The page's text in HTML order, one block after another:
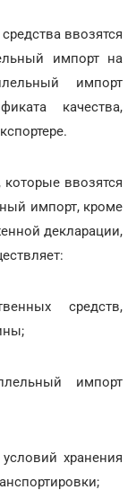
ввозятся
импорт на
импорт
качества,
ввозятся
импорт, кроме
декларации,
средств,
импорт
хранения